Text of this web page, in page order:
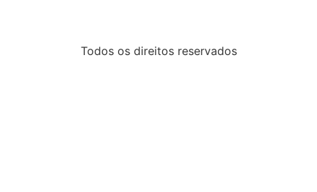
Todos os direitos reservados